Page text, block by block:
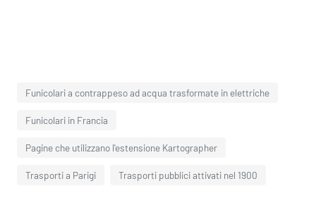
Funicolari a contrappeso ad acqua trasformate in elettriche
Funicolari in Francia
Pagine che utilizzano l'estensione Kartographer
Trasporti a Parigi Trasporti pubblici attivati nel 1900